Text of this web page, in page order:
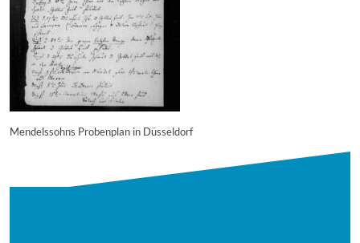
Mendelssohns Probenplan in Düsseldorf